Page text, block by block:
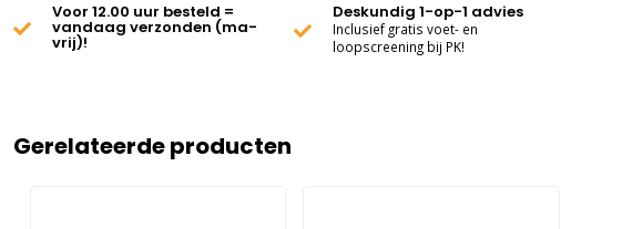
Voor 12.00 uur besteld =
vandaag verzonden (ma-
vrij)!
Deskundig 1-op-1 advies
Inclusief gratis voet- en
loopscreening bij PK!
Gerelateerde producten